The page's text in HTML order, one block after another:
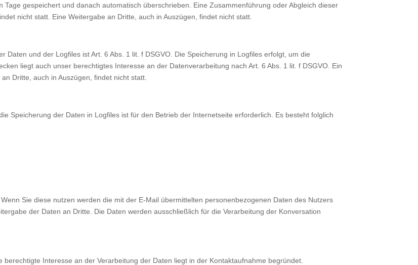
gespeichert und danach automatisch überschrieben. Eine Zusammenführung oder Abgleich dieser
nicht statt. Eine Weitergabe an Dritte, auch in Auszügen, findet nicht statt.
Daten und der Logfiles ist Art. 6 Abs. 1 lit. f DSGVO. Die Speicherung in Logfiles erfolgt, um die
liegt auch unser berechtigtes Interesse an der Datenverarbeitung nach Art. 6 Abs. 1 lit. f DSGVO. Ein
Dritte, auch in Auszügen, findet nicht statt.
Speicherung der Daten in Logfiles ist für den Betrieb der Internetseite erforderlich. Es besteht folglich
Sie diese nutzen werden die mit der E-Mail übermittelten personenbezogenen Daten des Nutzers
der Daten an Dritte. Die Daten werden ausschließlich für die Verarbeitung der Konversation
Interesse an der Verarbeitung der Daten liegt in der Kontaktaufnahme begründet.